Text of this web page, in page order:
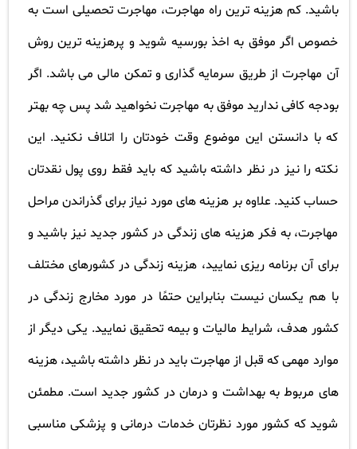
باشید. کم هزینه ترین راه مهاجرت، مهاجرت تحصیلی است به
خصوص اگر موفق به اخذ بورسیه شوید و پرهزینه ترین روش
آن مهاجرت از طریق سرمایه گذاری و تمکن مالی می باشد. اگر
بودجه کافی ندارید موفق به مهاجرت نخواهید شد پس چه بهتر
که با دانستن این موضوع وقت خودتان را اتلاف نکنید. این
نکته را نیز در نظر داشته باشید که باید فقط روی پول نقدتان
حساب کنید. علاوه بر هزینه های مورد نیاز برای گذراندن مراحل
مهاجرت، به فکر هزینه های زندگی در کشور جدید نیز باشید و
برای آن برنامه ریزی نمایید، هزینه زندگی در کشورهای مختلف
با هم یکسان نیست بنابراین حتمًا در مورد مخارج زندگی در
کشور هدف، شرایط مالیات و بیمه تحقیق نمایید. یکی دیگر از
موارد مهمی که قبل از مهاجرت باید در نظر داشته باشید، هزینه
های مربوط به بهداشت و درمان در کشور جدید است. مطمئن
شوید که کشور مورد نظرتان خدمات درمانی و پزشکی مناسبی